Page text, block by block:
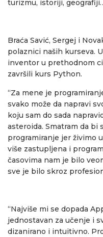
turizmu, istoriji,
Braća Savić, Sergej i
polaznici naših kurseva.
inventor u prethodnom
završili kurs Python.
“Za mene je
svako može da napravi
koju sam do sada
asteroida. Smatram da bi
programiranje jer živimo
više zastupljena i
časovima nam je bilo
sve je bilo skroz
“Najviše mi se dopada
jednostavan za učenje i
dizanirano i intuitivno.